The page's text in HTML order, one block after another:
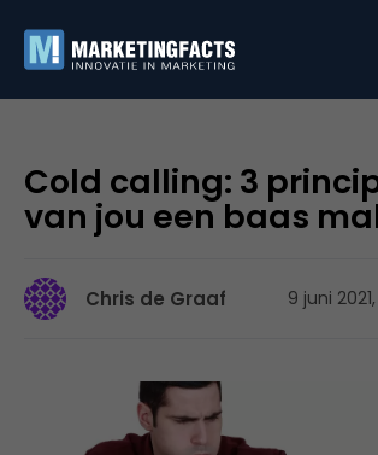
Cold calling: 3
van jou een baas
Chris de Graaf 9 juni